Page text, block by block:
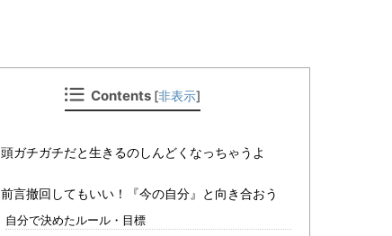
Contents [非表示]
頭ガチガチだと生きるのしんどくなっちゃうよ
前言撤回してもいい！『今の自分』と向き合おう
自分で決めたルール・目標